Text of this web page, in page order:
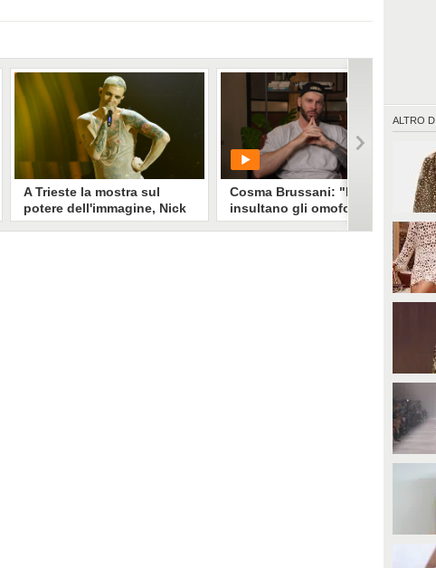
ALTRO DI
A Trieste la mostra sul
potere dell'immagine, Nick
Cerioni: "Un look funziona
Cosma Brussani: "Mi
insultano gli omofobi e gli
insicuri, all’inizio